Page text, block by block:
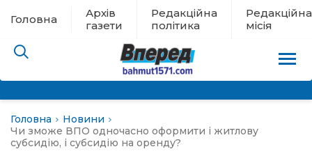
Головна
Архів
газети
Редакційна
політика
Редакційна
місія
Головна
Новини
Чи зможе ВПО одночасно оформити і житлову
субсидію, і субсидію на оренду?